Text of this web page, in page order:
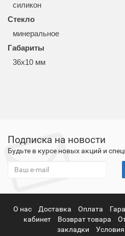
силикон
Стекло
минеральное
Габариты
36x10 мм
Подписка на новости
Будьте в курсе новых акций и
О нас Доставка Оплата
кабинет
Возврат товара
закладки